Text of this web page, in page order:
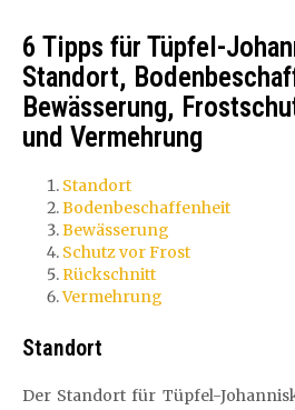
6 Tipps für Tüpfel-
Standort,
Bewässerung,
und Vermehrung
Standort
Bodenbeschaffenheit
Bewässerung
Schutz vor Frost
Rückschnitt
Vermehrung
Standort
Der Standort für Tüpfel-